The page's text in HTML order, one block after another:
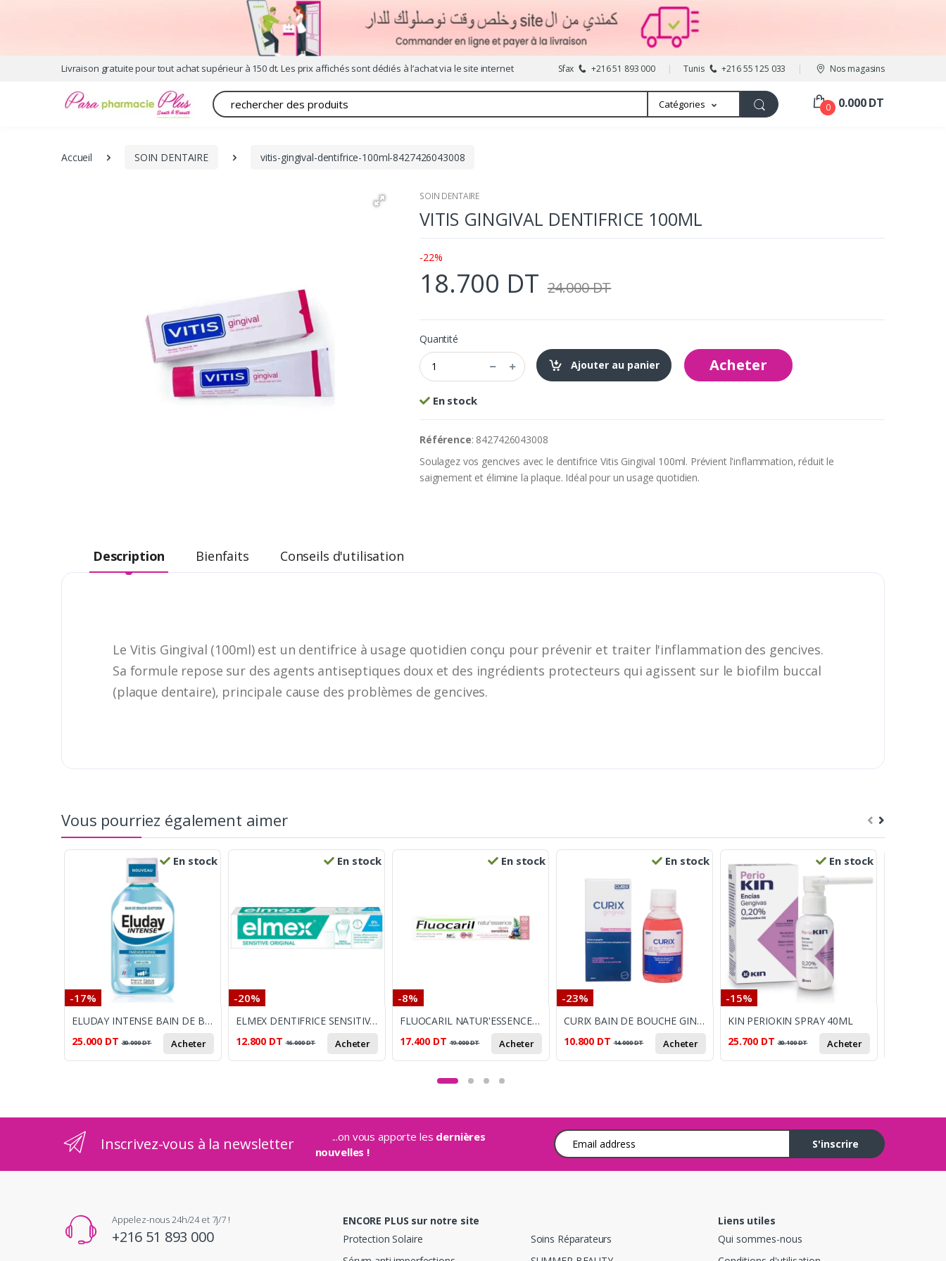
Livraison gratuite pour tout achat supérieur à 150 dt. Les prix affichés sont dédiés à l’achat via le site internet Sfax +216 51 893 000 Tunis +216 55 125 033 Nos magasins
Recherche Catégories 0 0.000 DT
Accueil SOIN DENTAIRE vitis-gingival-dentifrice-100ml-8427426043008
SOIN DENTAIRE
VITIS GINGIVAL DENTIFRICE 100ML
-22%
18.700 DT 24.000 DT
Quantité
Ajouter au panier
Acheter
En stock
Référence: 8427426043008
Soulagez vos gencives avec le dentifrice Vitis Gingival 100ml. Prévient l'inflammation, réduit le
saignement et élimine la plaque. Idéal pour un usage quotidien.
Description Bienfaits Conseils d'utilisation
Le Vitis Gingival (100ml) est un dentifrice à usage quotidien conçu pour prévenir et traiter l'inflammation des gencives.
Sa formule repose sur des agents antiseptiques doux et des ingrédients protecteurs qui agissent sur le biofilm buccal
(plaque dentaire), principale cause des problèmes de gencives.
Vous pourriez également aimer
En stock
-17%
ELUDAY INTENSE BAIN DE BOUCHE 500ML
25.000 DT 30.000DT Acheter
En stock
-20%
ELMEX DENTIFRICE SENSITIVE ORIGINAL 75ML
12.800 DT 16.000DT Acheter
En stock
-8%
FLUOCARIL NATUR'ESSENCE DENTS SENSIBLES 75ML
17.400 DT 19.000DT Acheter
En stock
-23%
CURIX BAIN DE BOUCHE GINGIVAL 200ML
10.800 DT 14.000DT Acheter
En stock
-15%
KIN PERIOKIN SPRAY 40ML
25.700 DT 30.100DT Acheter
Inscrivez-vous à la newsletter ...on vous apporte les dernières
nouvelles !
Adresse e-mail
S'inscrire
Appelez-nous 24h/24 et 7j/7 !
+216 51 893 000
ENCORE PLUS sur notre site
Protection Solaire
Soins Réparateurs
Liens utiles
Qui sommes-nous